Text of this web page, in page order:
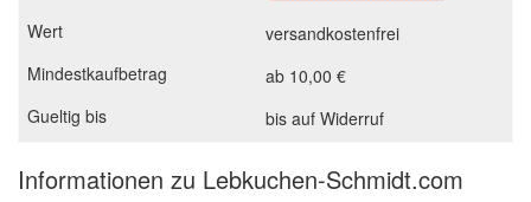
versandkostenfrei
ab 10,00 €
bis auf Widerruf
Informationen zu Lebkuchen-Schmidt.com